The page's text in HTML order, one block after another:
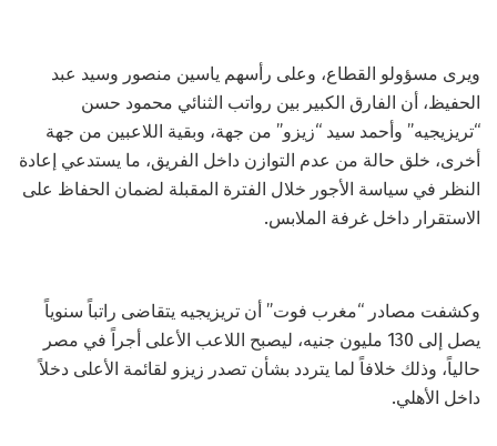
ويرى مسؤولو القطاع، وعلى رأسهم ياسين منصور وسيد عبد
الحفيظ، أن الفارق الكبير بين رواتب الثنائي محمود حسن
“تريزيجيه” وأحمد سيد “زيزو” من جهة، وبقية اللاعبين من جهة
أخرى، خلق حالة من عدم التوازن داخل الفريق، ما يستدعي إعادة
النظر في سياسة الأجور خلال الفترة المقبلة لضمان الحفاظ على
الاستقرار داخل غرفة الملابس.
وكشفت مصادر “مغرب فوت” أن تريزيجيه يتقاضى راتباً سنوياً
يصل إلى 130 مليون جنيه، ليصبح اللاعب الأعلى أجراً في مصر
حالياً، وذلك خلافاً لما يتردد بشأن تصدر زيزو لقائمة الأعلى دخلاً
داخل الأهلي.